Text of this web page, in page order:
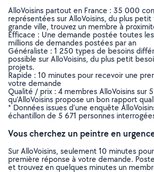
AlloVoisins partout en France : 35 000
représentées sur AlloVoisins, du plus petit
grande ville, trouvez un membre à
Efficace : Une demande postée toutes
millions de demandes postées par an
Généraliste : 1 250 types de besoins
possible sur AlloVoisins, du plus petit
projets.
Rapide : 10 minutes pour recevoir une
votre demande
Qualité / prix : 4 membres AlloVoisins sur
qu’AlloVoisins propose un bon rapport
* Données issues d’une enquête
échantillon de 5 671 personnes
Vous cherchez un peintre en
Sur AlloVoisins, seulement 10 minutes
première réponse à votre demande.
et trouvez en quelques minutes un